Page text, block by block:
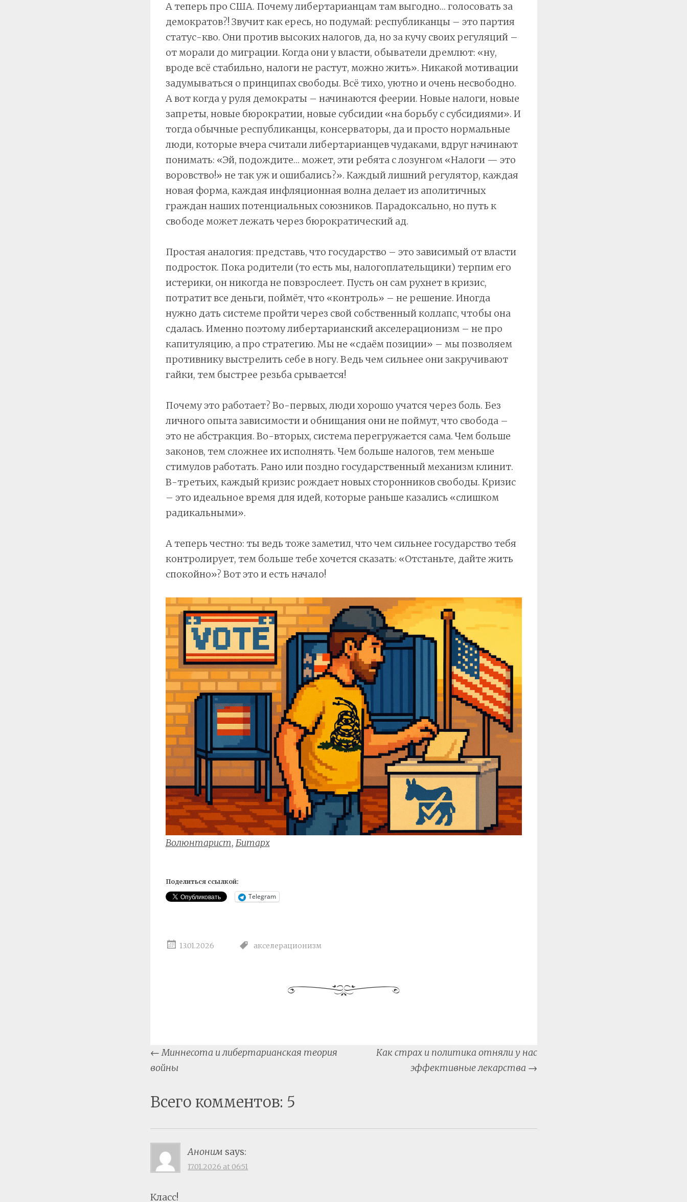
А теперь про США. Почему либертарианцам там выгодно… голосовать за
демократов?! Звучит как ересь, но подумай: республиканцы – это партия
статус-кво. Они против высоких налогов, да, но за кучу своих регуляций –
от морали до миграции. Когда они у власти, обыватели дремлют: «ну,
вроде всё стабильно, налоги не растут, можно жить». Никакой мотивации
задумываться о принципах свободы. Всё тихо, уютно и очень несвободно.
А вот когда у руля демократы – начинаются феерии. Новые налоги, новые
запреты, новые бюрократии, новые субсидии «на борьбу с субсидиями». И
тогда обычные республиканцы, консерваторы, да и просто нормальные
люди, которые вчера считали либертарианцев чудаками, вдруг начинают
понимать: «Эй, подождите… может, эти ребята с лозунгом «Налоги — это
воровство!» не так уж и ошибались?». Каждый лишний регулятор, каждая
новая форма, каждая инфляционная волна делает из аполитичных
граждан наших потенциальных союзников. Парадоксально, но путь к
свободе может лежать через бюрократический ад.
Простая аналогия: представь, что государство – это зависимый от власти
подросток. Пока родители (то есть мы, налогоплательщики) терпим его
истерики, он никогда не повзрослеет. Пусть он сам рухнет в кризис,
потратит все деньги, поймёт, что «контроль» – не решение. Иногда
нужно дать системе пройти через свой собственный коллапс, чтобы она
сдалась. Именно поэтому либертарианский акселерационизм – не про
капитуляцию, а про стратегию. Мы не «сдаём позиции» – мы позволяем
противнику выстрелить себе в ногу. Ведь чем сильнее они закручивают
гайки, тем быстрее резьба срывается!
Почему это работает? Во-первых, люди хорошо учатся через боль. Без
личного опыта зависимости и обнищания они не поймут, что свобода –
это не абстракция. Во-вторых, система перегружается сама. Чем больше
законов, тем сложнее их исполнять. Чем больше налогов, тем меньше
стимулов работать. Рано или поздно государственный механизм клинит.
В-третьих, каждый кризис рождает новых сторонников свободы. Кризис
– это идеальное время для идей, которые раньше казались «слишком
радикальными».
А теперь честно: ты ведь тоже заметил, что чем сильнее государство тебя
контролирует, тем больше тебе хочется сказать: «Отстаньте, дайте жить
спокойно»? Вот это и есть начало!
Волюнтарист, Битарх
Поделиться ссылкой:
Telegram
13.01.2026 акселерационизм
Post
navigation
←Миннесота и либертарианская теория
войны
Как страх и политика отняли у нас
эффективные лекарства →
Всего комментов: 5
Аноним says:
17.01.2026 at 06:51
Класс!